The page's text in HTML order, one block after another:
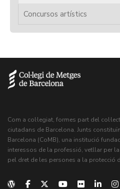
Concursos artístics
Com a col·legiat, formes part del
ciutadans de Barcelona. Junts
Barcelona (CoMB), una institució
interessos de la professió, vetllar per
pel dret de les persones a la protecció